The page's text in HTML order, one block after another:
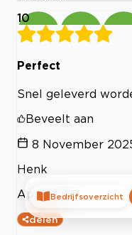
10
Perfect
Snel geleverd
Beveelt aan
8 November
Henk
Appeltern
delen
Bedrijfsoverzicht